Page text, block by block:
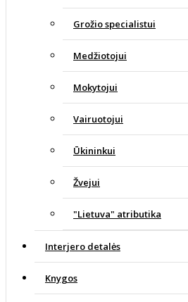
Grožio specialistui
Medžiotojui
Mokytojui
Vairuotojui
Ūkininkui
Žvejui
"Lietuva" atributika
Interjero detalės
Knygos